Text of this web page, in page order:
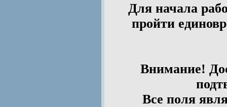
Для начала
пройти
Внимание!
Все поля